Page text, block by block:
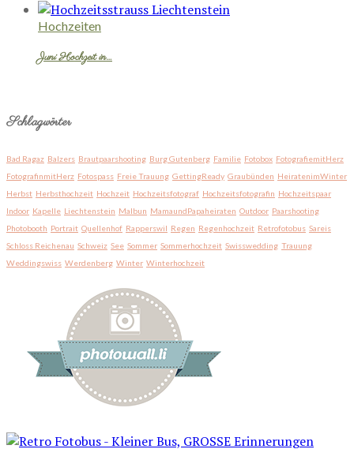
Hochzeiten
Juni Hochzeit in…
Schlagwörter
Bad Ragaz Balzers Brautpaarshooting Burg Gutenberg Familie Fotobox FotografiemitHerz
FotografinmitHerz Fotospass Freie Trauung GettingReady Graubünden HeiratenimWinter
Herbst Herbsthochzeit Hochzeit Hochzeitsfotograf Hochzeitsfotografin Hochzeitspaar
Indoor Kapelle Liechtenstein Malbun MamaundPapaheiraten Outdoor Paarshooting
Photobooth Portrait Quellenhof Rapperswil Regen Regenhochzeit Retrofotobus Sareis
Schloss Reichenau Schweiz See Sommer Sommerhochzeit Swisswedding Trauung
Weddingswiss Werdenberg Winter Winterhochzeit